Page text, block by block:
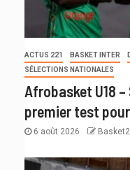
ACTUS 221 BASKET INTER
SÉLECTIONS NATIONALES
Afrobasket U18
premier test
6 août 2026